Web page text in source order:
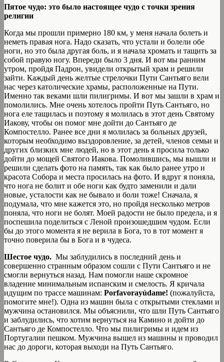
Пятое чудо: это было настоящее чудо с точки зрения
религии
Когда мы прошли примерно 180 км, у меня начала болеть и
неметь правая нога. Надо сказать, что устали и болели обе
ноги, но это была другая боль, и я начала хромать и тащить за
собой правую ногу. Впереди было 3 дня. И вот мы ранним
утром, пройдя Падрон, увидели открытый храм и решили
зайти. Каждый день желтые стрелочки Пути Сантьяго вели
нас через католические храмы, расположенные на Пути.
Именно так веками шли пилигримы. И вот мы зашли в храм и
помолились. Мне очень хотелось пройти Путь Сантьяго, но
нога еле тащилась и поэтому я молилась в этот день Святому
Иакову, чтобы он помог мне дойти до Сантьяго де
Компостелло. Ранее все дни я молилась за больных друзей,
которым необходимо выздоровление, за детей, членов семьи и
других близких мне людей, но в этот день я просила только
дойти до мощей Святого Иакова. Помолившись, мы вышли и
решили сделать фото на память, так как было ранее утро и
красота Собора и места просилась на фото. И вдруг я поняла,
что нога не болит и обе ноги как будто заменили и дали
новые, усталости как не бывало и боли тоже! Сначала, я
подумала, что мне кажется это, но пройдя несколько метров
поняла, что ноги не болят. Моей радости не было предела, и я
поспешила поделиться с Леной произошедшим чудом. Если
бы до этого момента я не верила в Бога, то в тот момент я
точно поверила бы в Бога и в чудеса.
Шестое чудо. Мы заблудились в последний день и
совершенно странным образом сошли с Пути Сантьяго и не
смогли вернуться назад. Нам помогли наше скромное
владение минимальным испанским и смелость. Я кричала
идущим по трассе машинам: Рorfavorayúdame! (пожалуйста,
помогите мне!). Одна из машин была с открытыми стеклами и
мужчина остановился. Мы объяснили, что шли Путь Сантьяго
и заблудились, что хотим вернуться на Камино и дойти до
Сантьяго де Компостелло. Что мы пилигримы и идем из
Португалии пешком. Мужчина вышел из машины и проводил
нас до дороги, которая выходи на Путь Сантьяго.